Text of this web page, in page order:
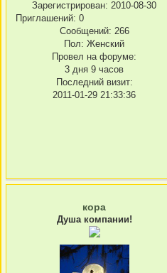
Зарегистрирован: 2010-08-30
Приглашений: 0
Сообщений: 266
Пол: Женский
Провел на форуме:
3 дня 9 часов
Последний визит:
2011-01-29 21:33:36
кора
Душа компании!